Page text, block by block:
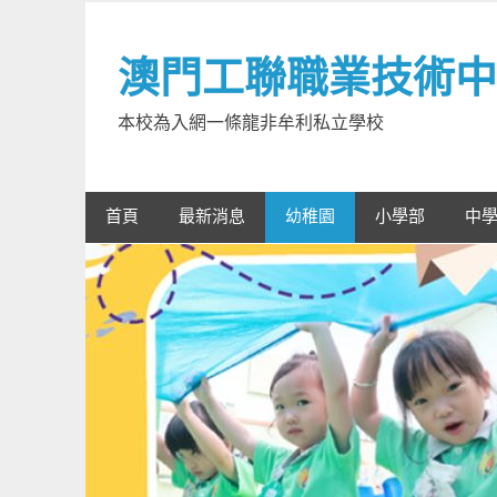
content澳門工聯職業技術
本校為入網一條龍非牟利私立學校
首頁 最新消息 幼稚園 小學部 中